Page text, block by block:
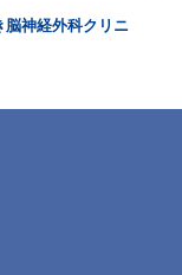
脳神経外科クリニ